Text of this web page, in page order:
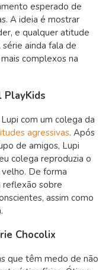
esperado de
A ideia é mostrar
e qualquer atitude
ainda fala de
complexos na
PlayKids
com um colega da
agressivas. Após
de amigos, Lupi
colega reproduzia o
De forma
reflexão sobre
assim como
Chocolix
que têm medo de não